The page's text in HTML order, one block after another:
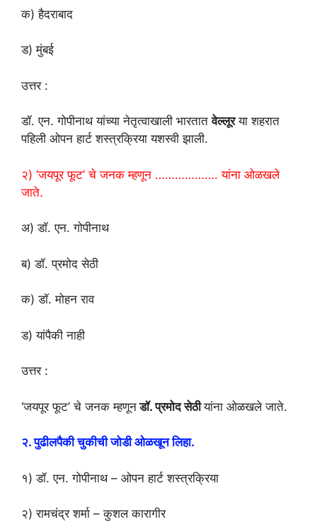
क) हैदराबाद
ड) मुंबई
उत्तर :
डॉ. एन. गोपीनाथ यांच्या नेतृत्वाखाली भारतातवेल्लूरया शहरात
पहिली ओपन हार्ट शस्त्रक्रिया यशस्वी झाली.
२) ‘जयपूर फूट’ चे जनक म्हणून ………………. यांना ओळखले
जाते.
अ) डॉ. एन. गोपीनाथ
ब) डॉ. प्रमोद सेठी
क) डॉ. मोहन राव
ड) यांपैकी नाही
उत्तर :
‘जयपूर फूट’ चे जनक म्हणूनडॉ. प्रमोद सेठीयांना ओळखले जाते.
२. पुढीलपैकी चुकीची जोडी ओळखून लिहा.
१) डॉ. एन. गोपीनाथ – ओपन हार्ट शस्त्रक्रिया
२) रामचंद्र शर्मा – कुशल कारागीर